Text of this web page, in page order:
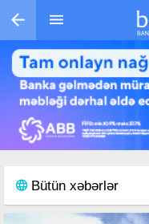
Skip to main content
Bütün xəbərlər